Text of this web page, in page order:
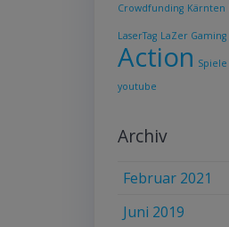
Crowdfunding Kärnten
LaserTag LaZer Gaming
Action Spiele
youtube
Archiv
Februar 2021
Juni 2019